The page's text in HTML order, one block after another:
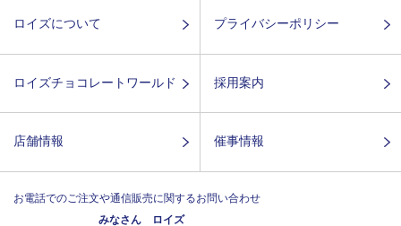
ロイズについて プライバシーポリシー
ロイズチョコレートワールド 採用案内
店舗情報 催事情報
お電話でのご注文や通信販売に関するお問い合わせ
みなさん ロイズ